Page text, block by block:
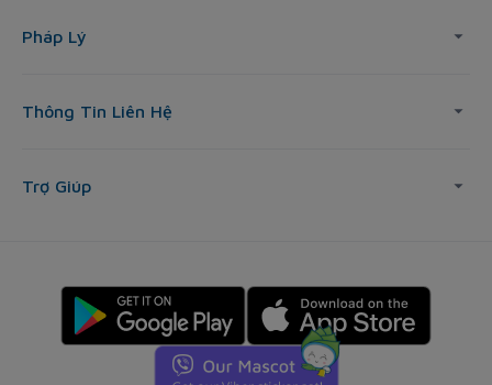
Pháp Lý
Thông Tin Liên Hệ
Trợ Giúp